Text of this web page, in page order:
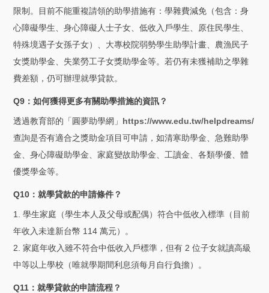
限制。目前不能重複請領的助學措施有：學雜費減免（包含：身
心障礙學生、身心障礙人士子女、低收入戶學生、原住民學生、
特殊境遇子女孫子女）、大專校院弱勢學生助學計畫、農漁民子
女獎助學金、失業勞工子女獎助學金等。若仍有未獲補助之學雜
費差額，仍可辦理就學貸款。
Q9：如何獲得更多有關助學措施的資訊？
透過教育部的「圓夢助學網」 https://www.edu.tw/helpdreams/
查詢是否有適合之獎助金項目可申請，如清寒助學金、急難助學
金、身心障礙助學金、家庭變故助學金、工讀金、各類學優、體
優獎學金等。
Q10：就學貸款的申請條件？
1. 學生家庭（學生本人及父母或配偶）符合中低收入標準（目前
年收入未達新台幣 114 萬元）。
2. 家庭年收入雖不符合中低收入戶標準，但有 2 位子女就讀高級
中等以上學校（唯就學期間利息須每月自行負擔）。
Q11：就學貸款的申請流程？